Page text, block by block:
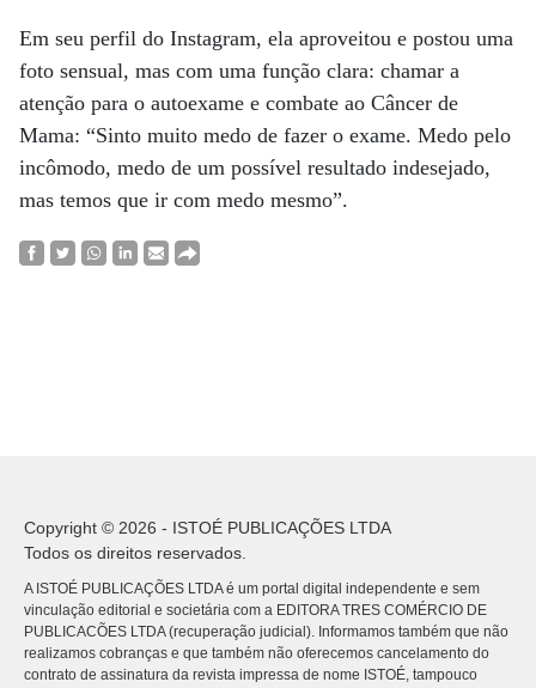
Em seu perfil do Instagram, ela aproveitou e postou uma
foto sensual, mas com uma função clara: chamar a
atenção para o autoexame e combate ao Câncer de
Mama: “Sinto muito medo de fazer o exame. Medo pelo
incômodo, medo de um possível resultado indesejado,
mas temos que ir com medo mesmo”.
Copyright © 2026 - ISTOÉ PUBLICAÇÕES LTDA
Todos os direitos reservados.
A ISTOÉ PUBLICAÇÕES LTDA é um portal digital independente e sem
vinculação editorial e societária com a EDITORA TRES COMÉRCIO DE
PUBLICACÕES LTDA (recuperação judicial). Informamos também que não
realizamos cobranças e que também não oferecemos cancelamento do
contrato de assinatura da revista impressa de nome ISTOÉ, tampouco